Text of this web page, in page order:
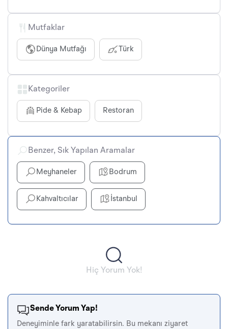
Mutfaklar
Dünya Mutfağı Türk
Kategoriler
Pide & Kebap Restoran
Benzer, Sık Yapılan Aramalar
Meyhaneler Bodrum
Kahvaltıcılar İstanbul
Hiç Yorum Yok!
Sende Yorum Yap!
Deneyiminle fark yaratabilirsin. Bu mekanı ziyaret